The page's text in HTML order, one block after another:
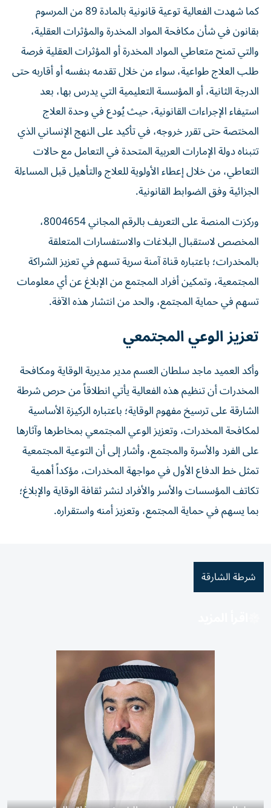
كما شهدت الفعالية توعية قانونية بالمادة 89 من المرسوم
بقانون في شأن مكافحة المواد المخدرة والمؤثرات العقلية،
والتي تمنح متعاطي المواد المخدرة أو المؤثرات العقلية فرصة
طلب العلاج طواعية، سواء من خلال تقدمه بنفسه أو أقاربه حتى
الدرجة الثانية، أو المؤسسة التعليمية التي يدرس بها، بعد
استيفاء الإجراءات القانونية، حيث يُودع في وحدة العلاج
المختصة حتى تقرر خروجه، في تأكيد على النهج الإنساني الذي
تتبناه دولة الإمارات العربية المتحدة في التعامل مع حالات
التعاطي، من خلال إعطاء الأولوية للعلاج والتأهيل قبل المساءلة
الجزائية وفق الضوابط القانونية.
وركزت المنصة على التعريف بالرقم المجاني 8004654،
المخصص لاستقبال البلاغات والاستفسارات المتعلقة
بالمخدرات؛ باعتباره قناة آمنة سرية تسهم في تعزيز الشراكة
المجتمعية، وتمكين أفراد المجتمع من الإبلاغ عن أي معلومات
تسهم في حماية المجتمع، والحد من انتشار هذه الآفة.
تعزيز الوعي المجتمعي
وأكد العميد ماجد سلطان العسم مدير مديرية الوقاية ومكافحة
المخدرات أن تنظيم هذه الفعالية يأتي انطلاقاً من حرص شرطة
الشارقة على ترسيخ مفهوم الوقاية؛ باعتباره الركيزة الأساسية
لمكافحة المخدرات، وتعزيز الوعي المجتمعي بمخاطرها وآثارها
على الفرد والأسرة والمجتمع، وأشار إلى أن التوعية المجتمعية
تمثل خط الدفاع الأول في مواجهة المخدرات، مؤكداً أهمية
تكاتف المؤسسات والأسر والأفراد لنشر ثقافة الوقاية والإبلاغ؛
بما يسهم في حماية المجتمع، وتعزيز أمنه واستقراره.
شرطة الشارقة